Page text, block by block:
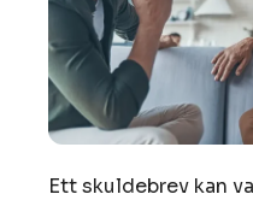
Ett skuldebrev kan